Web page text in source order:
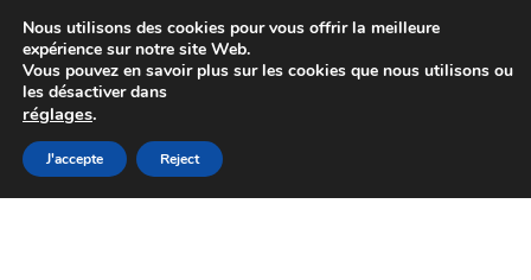
Colissimo livraison à partir de 7 EUR
Du lundi au vendredi de 9 h à 16 h
Aller
à
Aller
au
Nous utilisons des cookies pour vous offrir la meilleure
expérience sur notre site Web.
Vous pouvez en savoir plus sur les cookies que nous utilisons ou
les désactiver dans
réglages.
J'accepte Reject